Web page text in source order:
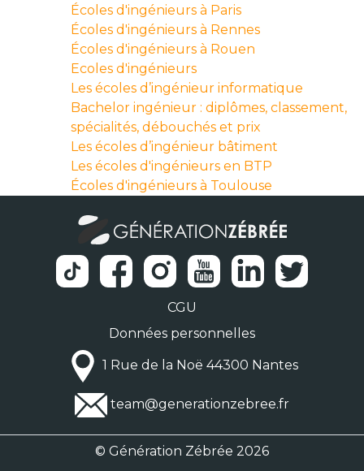
Écoles d'ingénieurs à Paris
Écoles d'ingénieurs à Rennes
Écoles d'ingénieurs à Rouen
Ecoles d'ingénieurs
Les écoles d’ingénieur informatique
Bachelor ingénieur : diplômes, classement,
spécialités, débouchés et prix
Les écoles d’ingénieur bâtiment
Les écoles d'ingénieurs en BTP
Écoles d'ingénieurs à Toulouse
CGU
Données personnelles
1 Rue de la Noë 44300 Nantes
team@generationzebree.fr
© Génération Zébrée 2026